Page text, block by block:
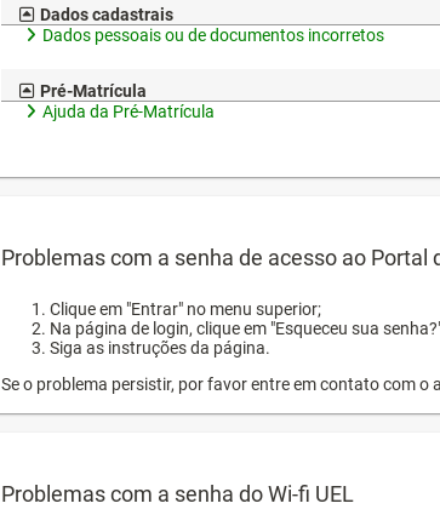
Dados cadastrais
Dados pessoais ou de documentos incorretos
Pré-Matrícula
Ajuda da Pré-Matrícula
Problemas com a senha de acesso ao Portal
Clique em "Entrar" no menu superior;
Na página de login, clique em "Esqueceu sua
Siga as instruções da página.
Se o problema persistir, por favor entre em contato com o
Problemas com a senha do Wi-fi UEL